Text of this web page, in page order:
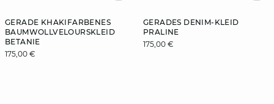
GERADE KHAKIFARBENES
BAUMWOLLVELOURSKLEID
BETANIE
175,00 €
GERADES DENIM-KLEID
PRALINE
175,00 €